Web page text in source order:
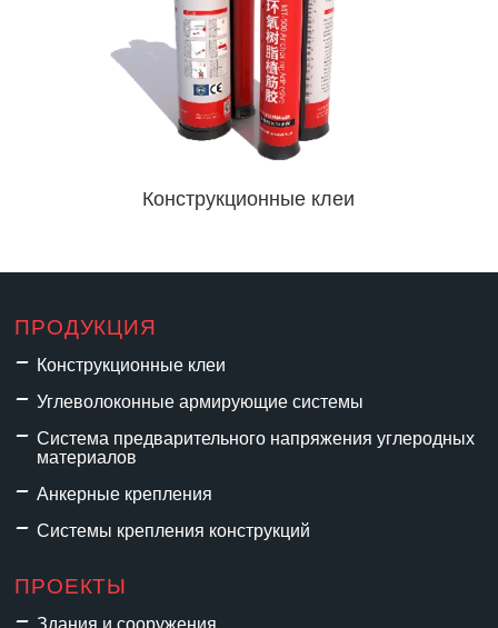
Конструкционные клеи
ПРОДУКЦИЯ
Конструкционные клеи
Углеволоконные армирующие системы
Система предварительного напряжения углеродных
материалов
Анкерные крепления
Системы крепления конструкций
ПРОЕКТЫ